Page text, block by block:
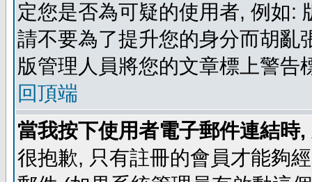
定您是否為可疑的使用者, 例如:
請不要為了提升您的身分而胡亂
版管理人員將您的文章標上警告
回頂端
當我按下使用者電子郵件連結時
很抱歉, 只有註冊的會員才能夠